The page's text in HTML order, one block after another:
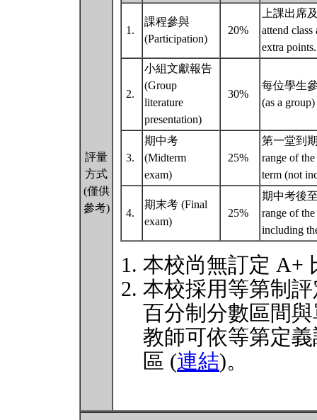
評量
方式
(僅供
參考)
1.
課程參與
(Participation)
20%
上課出席
attend
extra
2.
小組文獻報告
(Group
literature
presentation)
30%
每位學生
(as a
3.
期中考
(Midterm
exam)
25%
第一堂到
range of
term (not
4.
期末考 (Final
exam)
25%
期中考後
range of
including
本校尚無訂定 A+
本校採用等第制
百分制分數區間
教師可依等第定
區 (連結)。